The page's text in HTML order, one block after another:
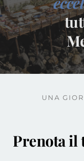
UNA
Prenota il